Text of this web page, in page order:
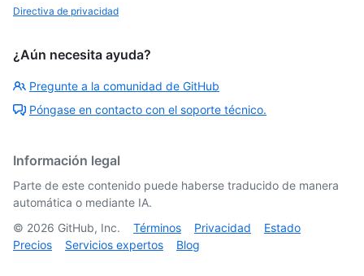
Directiva de privacidad
¿Aún necesita ayuda?
Pregunte a la comunidad de GitHub
Póngase en contacto con el soporte técnico.
Información legal
Parte de este contenido puede haberse traducido de manera
automática o mediante IA.
© 2026 GitHub, Inc. Términos Privacidad
Estado
Precios
Servicios expertos Blog